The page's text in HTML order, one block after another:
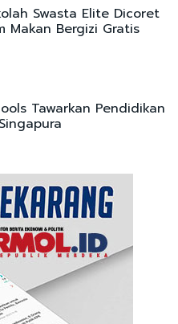
Swasta Elite Dicoret
Makan Bergizi Gratis
Tawarkan Pendidikan